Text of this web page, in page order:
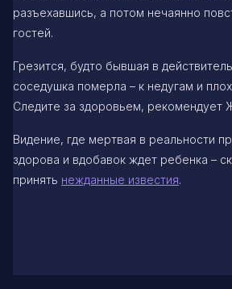
разъехавшись, а потом нечаянно
гостей.
Грезится, будто бывшая в
соседушка померла – к недугам и
Следите за здоровьем, рекомендует
Видение, где мертвая в реальности
здорова и вдобавок ждет ребенка –
принять нежданные известия.